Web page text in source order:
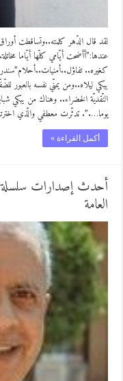
لقد قال الدّهر كلمته..وتساقطت
عندها:”أأضحت أيّامي كلّها أيّاما
كغيره..
يبكي ليلاه..ومن يمنّي نفسه بالعبور
النّقديّة الخضراء.. وهناك من يبكي
يوما….”. تدثّرت معطفي والّذي
أكمل القراءة »
أحدث إصدارات سلسلة
العامة